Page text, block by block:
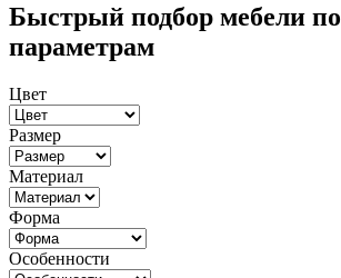
Быстрый подбор мебели по
параметрам
Цвет
Размер
Материал
Форма
Особенности